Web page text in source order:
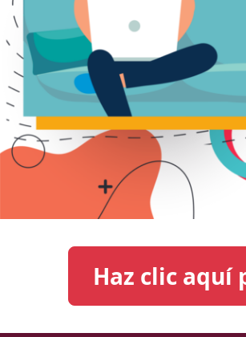
Haz clic aquí